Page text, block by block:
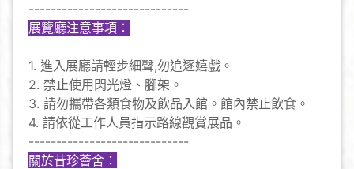
-----------------------------
展覽廳注意事項：
1. 進入展廳請輕步細聲,勿追逐嬉戲。
2. 禁止使用閃光燈、腳架。
3. 請勿攜帶各類食物及飲品入館。館內禁止飲食。
4. 請依從工作人員指示路線觀賞展品。
-----------------------------
關於昔珍薈舍：